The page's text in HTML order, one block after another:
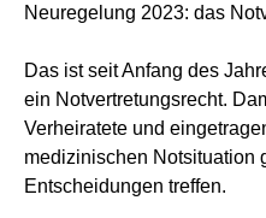
Neuregelung 2023: das
Das ist seit Anfang des
ein Notvertretungsrecht.
Verheiratete und
medizinischen Notsituation
Entscheidungen treffen.